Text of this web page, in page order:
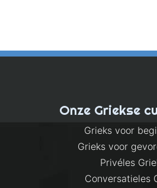
Onze Griekse
Grieks voor
Grieks voor
Privéles
Conversatieles